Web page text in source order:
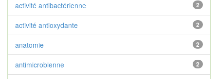
2
activité antibactérienne
2
activité antioxydante
2
anatomie
2
antimicrobienne